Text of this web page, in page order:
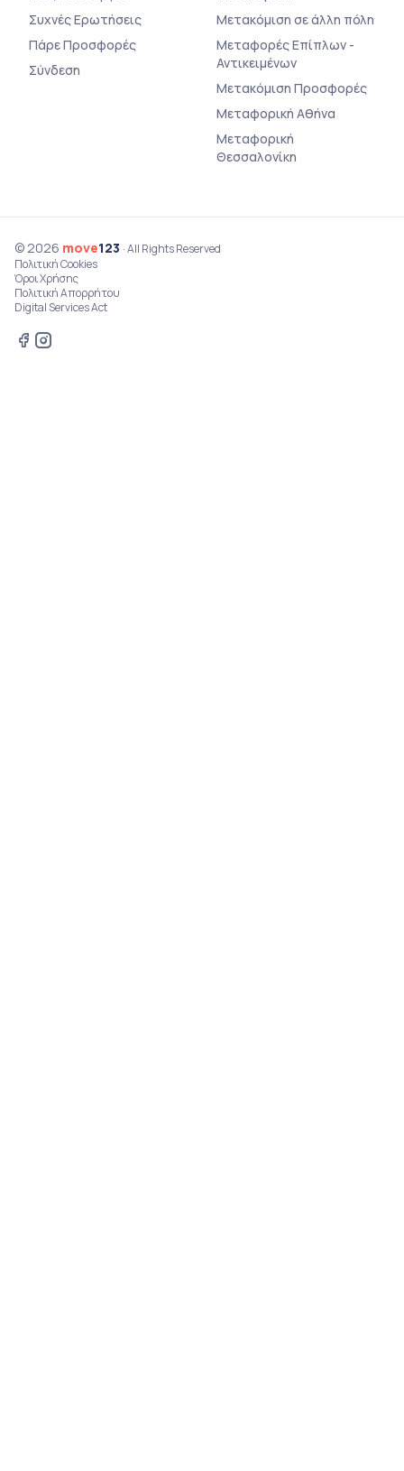
Συχνές Ερωτήσεις
Πάρε Προσφορές
Σύνδεση
Μετακόμιση σε άλλη πόλη
Μεταφορές Επίπλων -
Αντικειμένων
Μετακόμιση Προσφορές
Μεταφορική Αθήνα
Μεταφορική
Θεσσαλονίκη
© 2026 move123 · All Rights Reserved
Πολιτική Cookies
Όροι Χρήσης
Πολιτική Απορρήτου
Digital Services Act